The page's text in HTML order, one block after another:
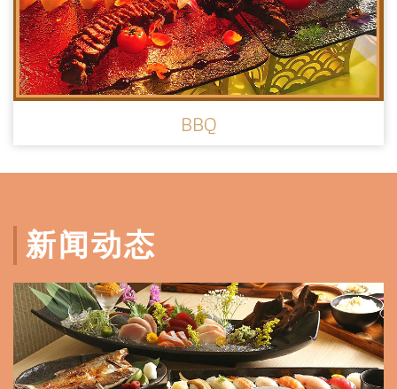
BBQ
新闻动态